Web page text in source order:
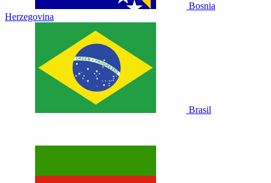
Bosnia
Herzegovina
Brasil